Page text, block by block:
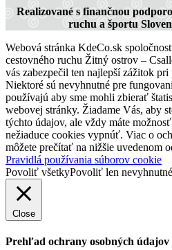
Vodná túra na rieke Váh
23 km,Vodná túra
Realizované s finančnou
ruchu a športu
Webová stránka KdeCo.sk
cestovného ruchu Žitný ostrov –
vás zabezpečil ten najlepší zážitok
Niektoré sú nevyhnutné pre
používajú aby sme mohli zbierať
webovej stránky. Žiadame Vás, aby
týchto údajov, ale vždy máte
nežiaduce cookies vypnúť. Viac o
môžete prečítať na nižšie uvedenom
Pravidlá používania súborov cookie
Povoliť všetkyPovoliť len nevyhnutné
Close
Prehľad ochrany osobných údajov